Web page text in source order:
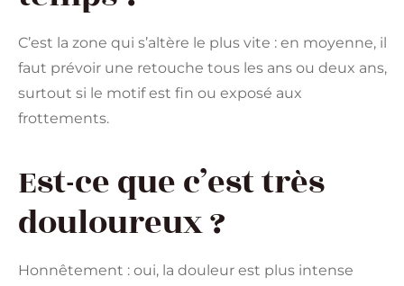
C’est la zone qui s’altère le plus vite : en moyenne, il
faut prévoir une retouche tous les ans ou deux ans,
surtout si le motif est fin ou exposé aux
frottements.
Est-ce que c’est très
douloureux ?
Honnêtement : oui, la douleur est plus intense